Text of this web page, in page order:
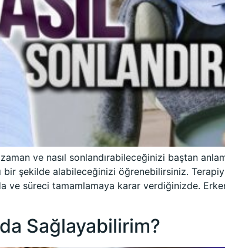
ve nasıl sonlandırabileceğinizi baştan
bir şekilde alabileceğinizi öğrenebilirsiniz.
ve süreci tamamlamaya karar verdiğinizde.
Sağlayabilirim?